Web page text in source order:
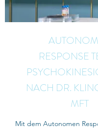
RESPONSE
NACH DR.
MFT
Mit dem Autonomen